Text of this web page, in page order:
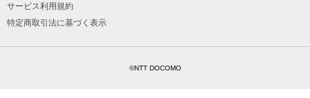
サービス利用規約
特定商取引法に基づく表示
©NTT DOCOMO